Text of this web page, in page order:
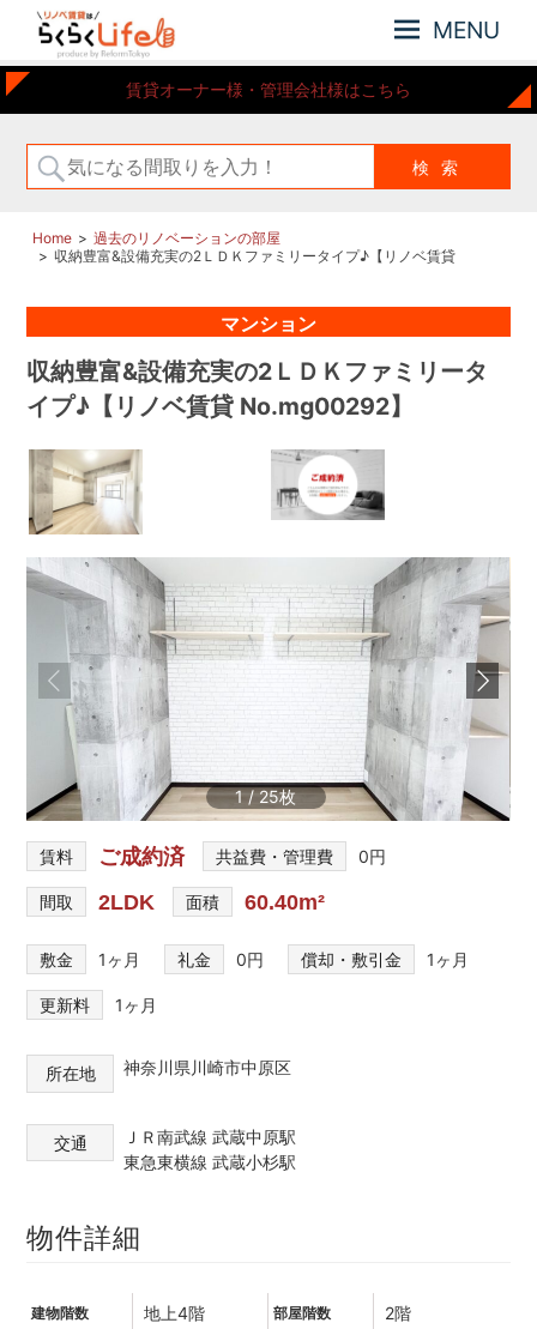
ノ
ベ
賃
は
ら
く
ら
く
Life
元
近
郊
ノ
ン
さ
れ
た
お
部
屋
網
部
サ
イ
ト
MENU
賃貸オーナー様・管理会社様はこちら
Home
過去のリノベーションの部屋
収納豊富&設備充実の2ＬＤＫファミリータイプ♪【リノベ賃貸
マンション
収納豊富&設備充実の2ＬＤＫファミリータ
イプ♪【リノベ賃貸 No.mg00292】
1/25
賃料 ご成約済 共益費・管理費 0円
間取 2LDK 面積 60.40m²
敷金 1ヶ月 礼金 0円 償却・敷引金 1ヶ月
更新料 1ヶ月
所在地 神奈川県川崎市中原区
交通
ＪＲ南武線 武蔵中原駅
東急東横線 武蔵小杉駅
物件詳細
建物階数 地上4階 部屋階数 2階